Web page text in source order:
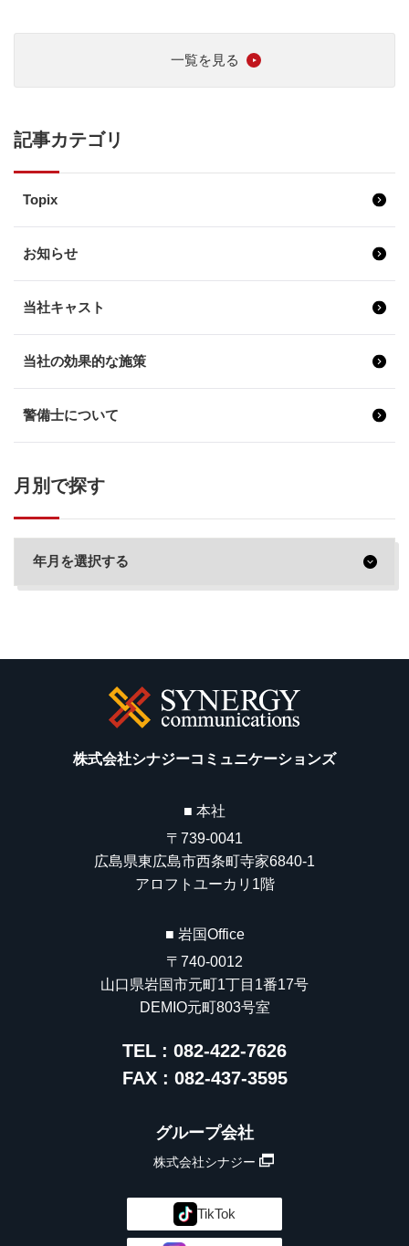
一覧を見る
記事カテゴリ
Topix
お知らせ
当社キャスト
当社の効果的な施策
警備士について
月別で探す
株式会社シナジーコミュニケーションズ
■ 本社
〒739-0041
広島県東広島市西条町寺家6840-1
アロフトユーカリ1階
■ 岩国Office
〒740-0012
山口県岩国市元町1丁目1番17号
DEMIO元町803号室
TEL : 082-422-7626
FAX : 082-437-3595
グループ会社
株式会社シナジー
TikTok